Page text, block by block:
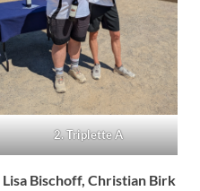
2. Triplette A
Lisa Bischoff, Christian Birk